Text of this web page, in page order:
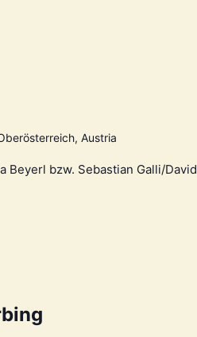
Austria
Beyerl bzw. Sebastian Galli/David